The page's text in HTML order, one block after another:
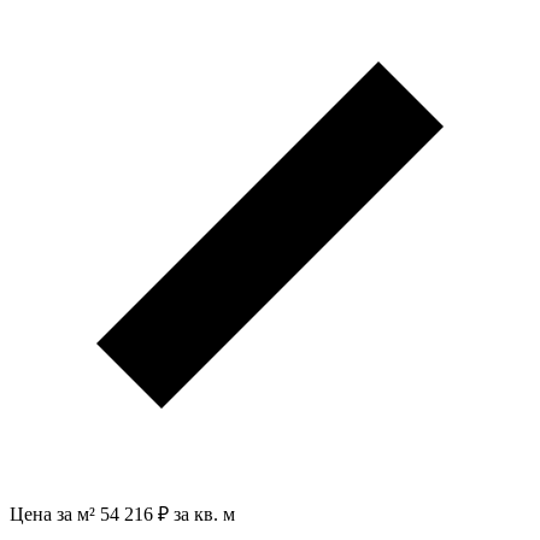
Цена за м² 54 216 ₽ за кв. м